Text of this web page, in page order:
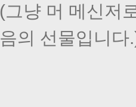
(그냥 머 메신저
음의 선물입니다